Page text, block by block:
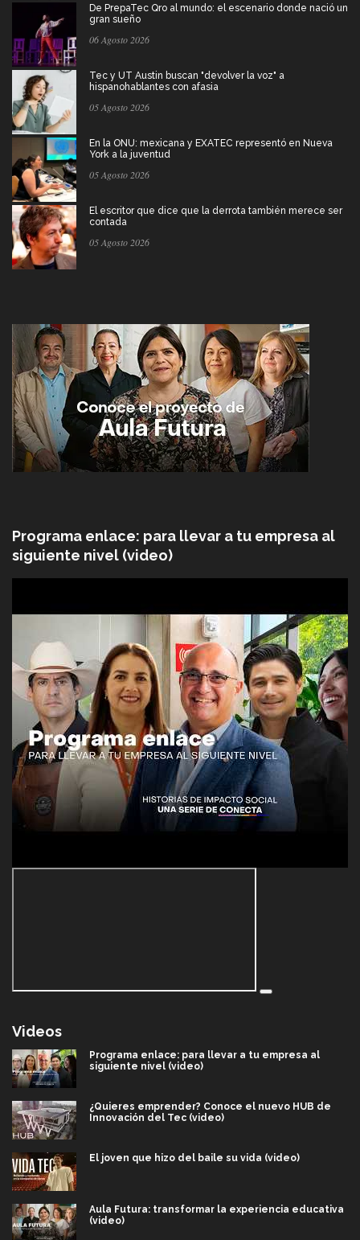
De PrepaTec Qro al mundo: el escenario donde nació un
gran sueño
06 Agosto 2026
Tec y UT Austin buscan "devolver la voz" a
hispanohablantes con afasia
05 Agosto 2026
En la ONU: mexicana y EXATEC representó en Nueva
York a la juventud
05 Agosto 2026
El escritor que dice que la derrota también merece ser
contada
05 Agosto 2026
Programa enlace: para llevar a tu empresa al
siguiente nivel (video)
Videos
Programa enlace: para llevar a tu empresa al
siguiente nivel (video)
¿Quieres emprender? Conoce el nuevo HUB de
Innovación del Tec (video)
El joven que hizo del baile su vida (video)
Aula Futura: transformar la experiencia educativa
(video)